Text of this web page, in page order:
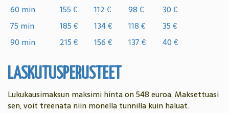
60 min
155 € 112 € 98 €
30 €
75 min
185 € 134 € 118 €
35 €
90 min
215 € 156 € 137 € 40 €
LASKUTUSPERUSTEET
Lukukausimaksun maksimi hinta on 548 euroa. Maksettuasi
sen, voit treenata niin monella tunnilla kuin haluat.